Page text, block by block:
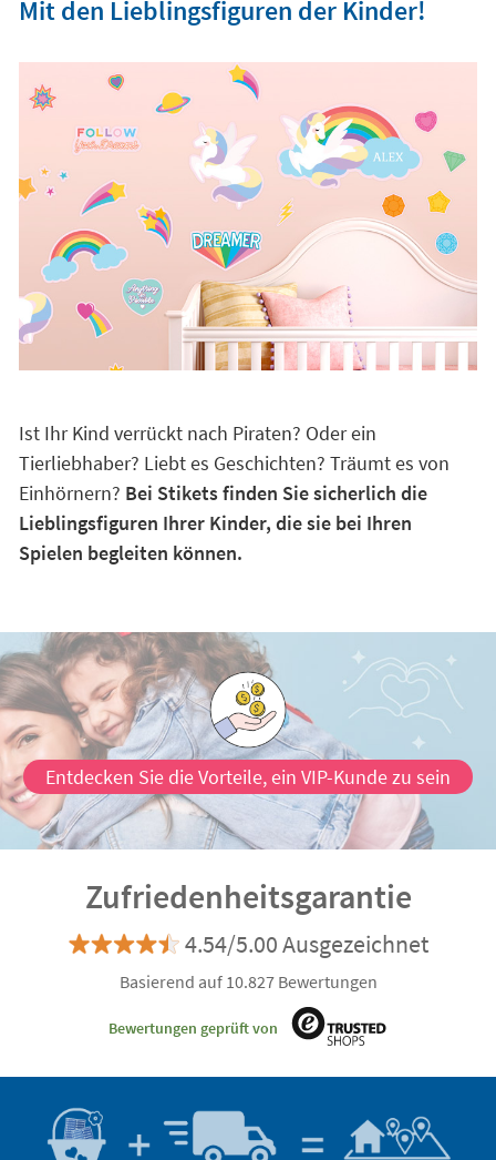
Mit den Lieblingsfiguren der Kinder!
Ist Ihr Kind verrückt nach Piraten? Oder ein
Tierliebhaber? Liebt es Geschichten? Träumt es von
Einhörnern? Bei Stikets finden Sie sicherlich die
Lieblingsfiguren Ihrer Kinder, die sie bei Ihren
Spielen begleiten können.
Entdecken Sie die Vorteile, ein VIP-Kunde zu sein
Zufriedenheitsgarantie
4.54/5.00 Ausgezeichnet
Basierend auf 10.827 Bewertungen
Bewertungen geprüft von